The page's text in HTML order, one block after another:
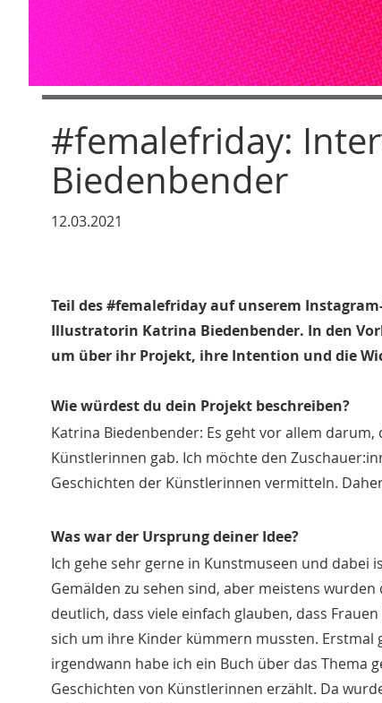
#femalefriday:
Biedenbender
12.03.2021
Teil des #femalefriday auf unserem
Illustratorin Katrina Biedenbender. In den
um über ihr Projekt, ihre Intention und die
Wie würdest du dein Projekt beschreiben?
Katrina Biedenbender: Es geht vor allem
Künstlerinnen gab. Ich möchte den
Geschichten der Künstlerinnen vermitteln.
Was war der Ursprung deiner Idee?
Ich gehe sehr gerne in Kunstmuseen und dabei
Gemälden zu sehen sind, aber meistens
deutlich, dass viele einfach glauben, dass
sich um ihre Kinder kümmern mussten. Erstmal
irgendwann habe ich ein Buch über das Thema
Geschichten von Künstlerinnen erzählt. Da